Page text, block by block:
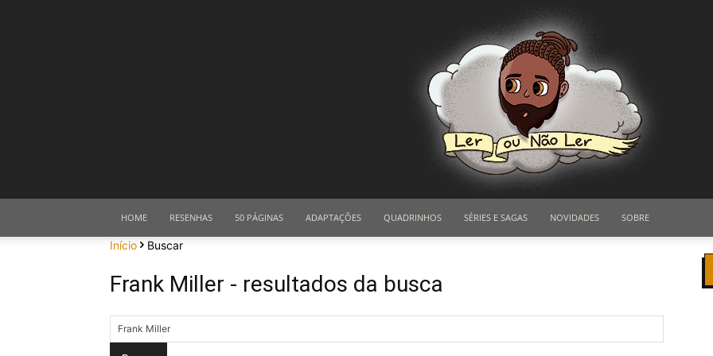
HOME RESENHAS 50 PÁGINAS ADAPTAÇÕES QUADRINHOS SÉRIES E SAGAS NOVIDADES SOBRE
Início Buscar
Frank Miller - resultados da busca